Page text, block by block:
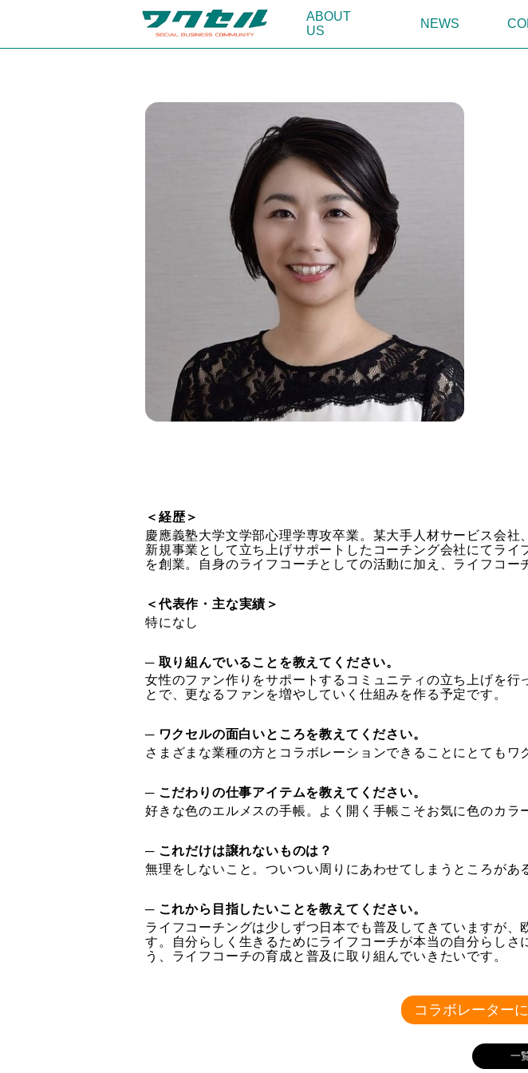
ABOUT
US
NEWS
＜経歴＞
慶應義塾大学文学部心理学専攻卒業。某大手人材サービス会
新規事業として立ち上げサポートしたコーチング会社にてラ
を創業。自身のライフコーチとしての活動に加え、ライフコ
＜代表作・主な実績＞
特になし
─ 取り組んでいることを教えてください。
女性のファン作りをサポートするコミュニティの立ち上げを
とで、更なるファンを増やしていく仕組みを作る予定です。
─ ワクセルの面白いところを教えてください。
さまざまな業種の方とコラボレーションできることにとてもワ
─ こだわりの仕事アイテムを教えてください。
好きな色のエルメスの手帳。よく開く手帳こそお気に色のカラ
─ これだけは譲れないものは？
無理をしないこと。ついつい周りにあわせてしまうところが
─ これから目指したいことを教えてください。
ライフコーチングは少しずつ日本でも普及してきていますが
す。自分らしく生きるためにライフコーチが本当の自分らし
う、ライフコーチの育成と普及に取り組んでいきたいです。
コラボレーター
一